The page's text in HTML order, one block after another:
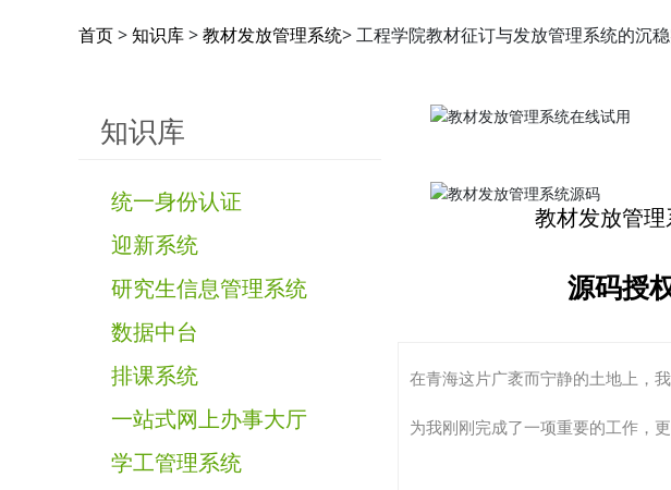
首页>知识库>教材发放管理系统> 工程学院教材征订与发放管理系统的沉
知识库
统一身份认证
迎新系统
研究生信息管理系统
数据中台
排课系统
一站式网上办事大厅
学工管理系统
在线试
教材发放管
源码授
在青海这片广袤而宁静的土地上，
为我刚刚完成了一项重要的工作，